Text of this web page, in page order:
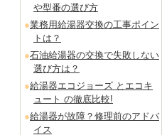
や型番の選び方
業務用給湯器交換の工事ポイン
トは？
石油給湯器の交換で失敗しない
選び方は？
給湯器エコジョーズ とエコキ
ュート の徹底比較!
給湯器が故障？修理前のアドバ
イス